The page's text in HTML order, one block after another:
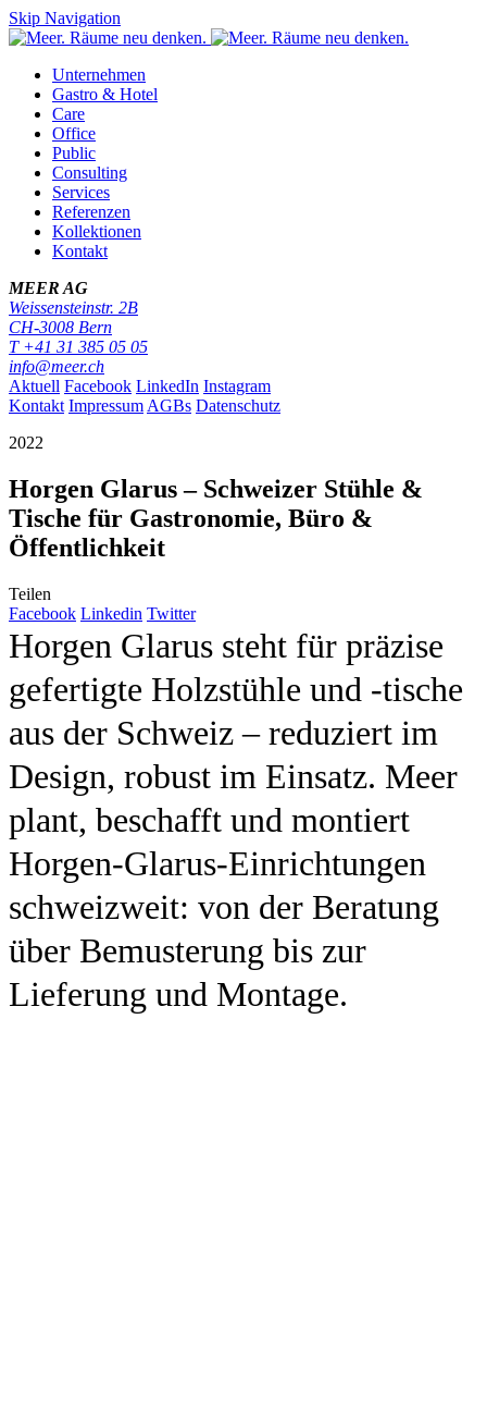
Skip Navigation
Unternehmen
Gastro & Hotel
Care
Office
Public
Consulting
Services
Referenzen
Kollektionen
Kontakt
MEER AG
Weissensteinstr. 2B
CH-3008 Bern
T +41 31 385 05 05
info@meer.ch
Aktuell Facebook LinkedIn Instagram
Kontakt Impressum AGBs Datenschutz
2022
Horgen Glarus – Schweizer Stühle &
Tische für Gastronomie, Büro &
Öffentlichkeit
Teilen
Facebook Linkedin Twitter
Horgen Glarus steht für präzise
gefertigte Holzstühle und -tische
aus der Schweiz – reduziert im
Design, robust im Einsatz. Meer
plant, beschafft und montiert
Horgen-Glarus-Einrichtungen
schweizweit: von der Beratung
über Bemusterung bis zur
Lieferung und Montage.